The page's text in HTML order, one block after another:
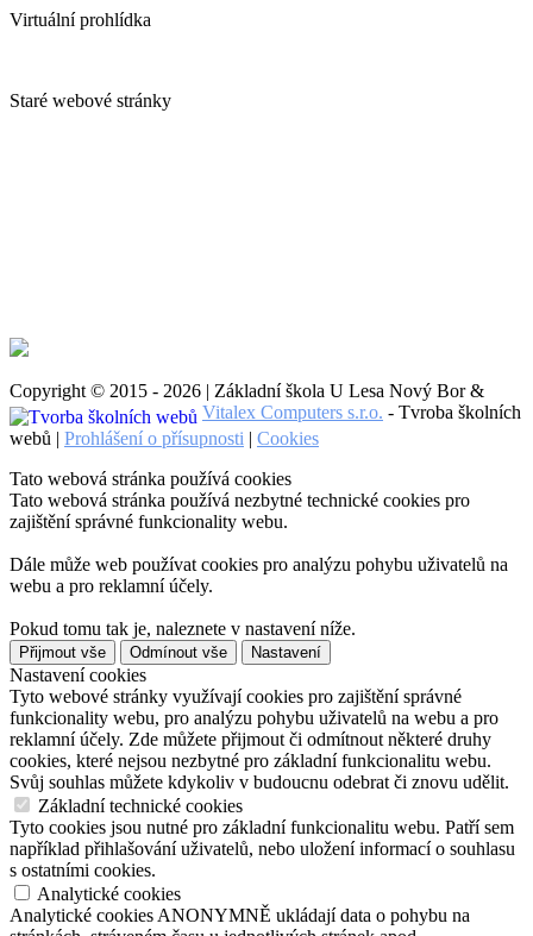
Virtuální prohlídka
Staré webové stránky
Copyright © 2015 - 2026 | Základní škola U Lesa Nový Bor &
Vitalex Computers s.r.o. - Tvroba školních
webů | Prohlášení o přísupnosti | Cookies
Tato webová stránka používá cookies
Tato webová stránka používá nezbytné technické cookies pro
zajištění správné funkcionality webu.
Dále může web používat cookies pro analýzu pohybu uživatelů na
webu a pro reklamní účely.
Pokud tomu tak je, naleznete v nastavení níže.
Přijmout vše Odmínout vše Nastavení
Nastavení cookies
Tyto webové stránky využívají cookies pro zajištění správné
funkcionality webu, pro analýzu pohybu uživatelů na webu a pro
reklamní účely. Zde můžete přijmout či odmítnout některé druhy
cookies, které nejsou nezbytné pro základní funkcionalitu webu.
Svůj souhlas můžete kdykoliv v budoucnu odebrat či znovu udělit.
Základní technické cookies
Tyto cookies jsou nutné pro základní funkcionalitu webu. Patří sem
například přihlašování uživatelů, nebo uložení informací o souhlasu
s ostatními cookies.
Analytické cookies
Analytické cookies ANONYMNĚ ukládají data o pohybu na